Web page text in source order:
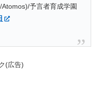
予言者育成学園
(広告)